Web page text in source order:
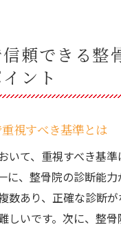
頼できる整
ント
視すべき基準とは
いて、重視すべき基
に、整骨院の診断能力
数あり、正確な診断
しいです。次に、整